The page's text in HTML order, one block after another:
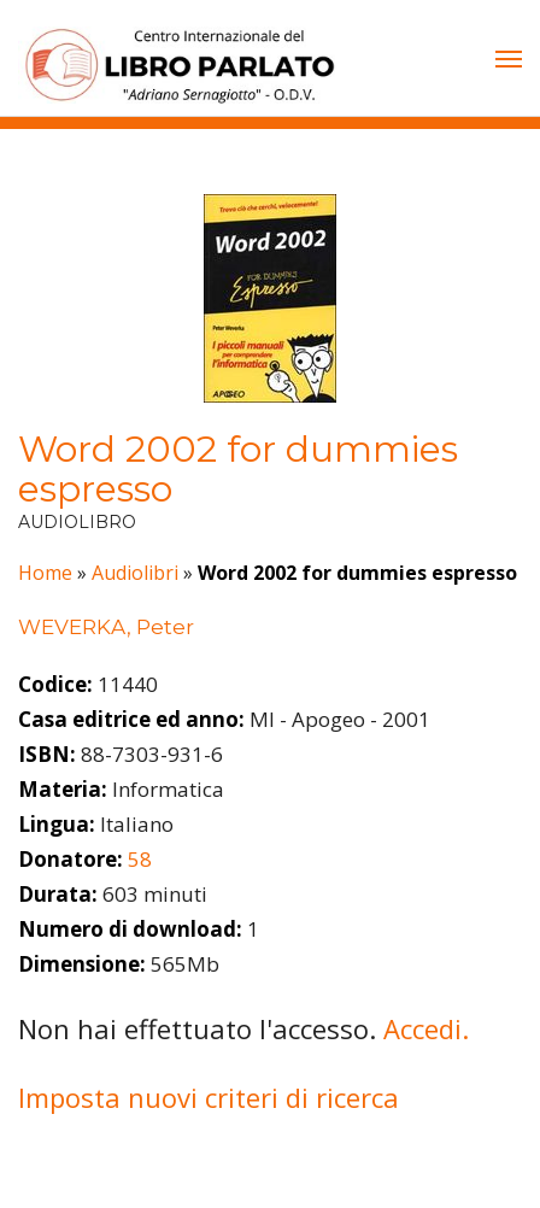
contenuto
Word 2002 for dummies
espresso
AUDIOLIBRO
Home » Audiolibri » Word 2002 for dummies espresso
WEVERKA, Peter
Codice: 11440
Casa editrice ed anno: MI - Apogeo - 2001
ISBN: 88-7303-931-6
Materia: Informatica
Lingua: Italiano
Donatore: 58
Durata: 603 minuti
Numero di download: 1
Dimensione: 565Mb
Non hai effettuato l'accesso. Accedi.
Imposta nuovi criteri di ricerca